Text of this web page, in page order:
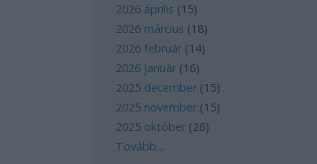
2026 április (15)
2026 március (18)
2026 február (14)
2026 január (16)
2025 december (15)
2025 november (15)
2025 október (26)
Tovább...